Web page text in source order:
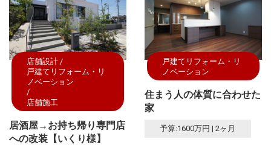
店舗設計
戸建てリフォーム・リ
ノベーション
店舗施工
居酒屋→お持ち帰り専門店
への改装【いくり様】
戸建てリフォーム・リ
ノベーション
住まう人の体質に合わせた
家
予算:1600万円 | 2ヶ月